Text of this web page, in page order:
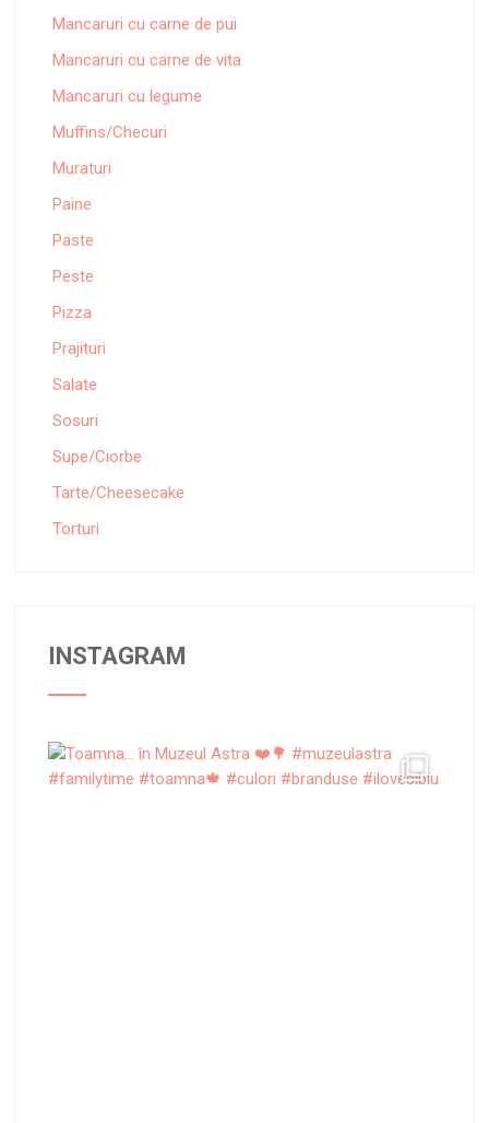
Mancaruri cu carne de pui
Mancaruri cu carne de vita
Mancaruri cu legume
Muffins/Checuri
Muraturi
Paine
Paste
Peste
Pizza
Prajituri
Salate
Sosuri
Supe/Ciorbe
Tarte/Cheesecake
Torturi
INSTAGRAM